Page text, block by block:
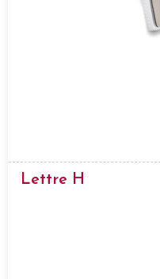
Lettre H